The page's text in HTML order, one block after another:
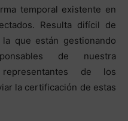
temporal existente en
Resulta difícil de
que están gestionando
de nuestra
de los
la certificación de estas